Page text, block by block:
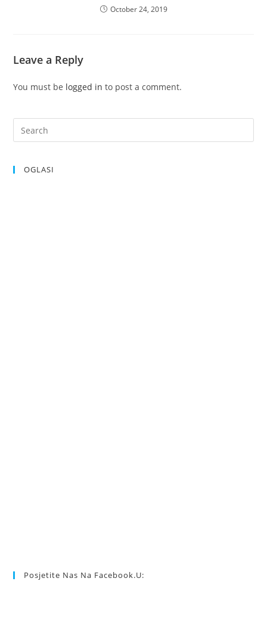
October 24, 2019
Leave a Reply
You must be logged in to post a comment.
OGLASI
Posjetite Nas Na Facebook.u: